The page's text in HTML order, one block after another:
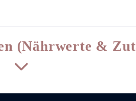
(Nährwerte &